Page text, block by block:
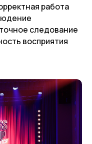
работа
следование
восприятия